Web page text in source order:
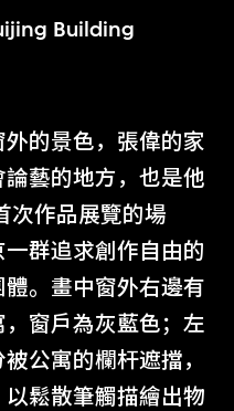
Building
的景色，張偉的家
藝的地方，也是他
次作品展覽的場
群追求創作自由的
。畫中窗外右邊有
窗戶為灰藍色；左
公寓的欄杆遮擋，
鬆散筆觸描繪出物